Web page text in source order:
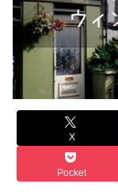
X
Pocket